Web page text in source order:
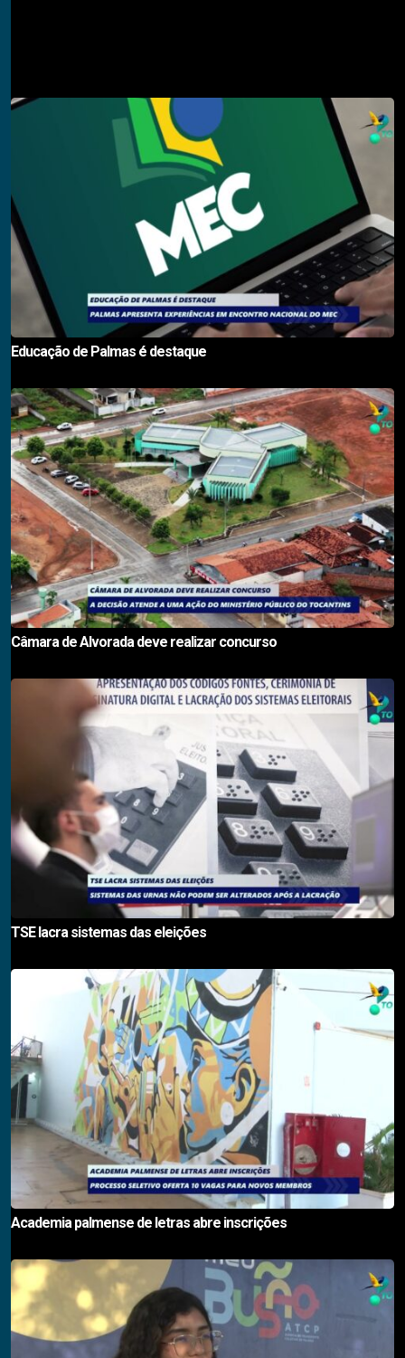
Educação de Palmas é destaque
Câmara de Alvorada deve realizar concurso
TSE lacra sistemas das eleições
Academia palmense de letras abre inscrições